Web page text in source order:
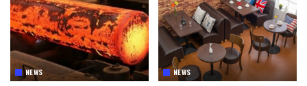
NEWS NEWS